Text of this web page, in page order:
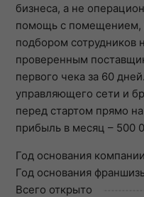
бизнеса, а не
помощь с помещением,
подбором сотрудников
проверенным
первого чека за 60
управляющего сети и
перед стартом прямо
прибыль в месяц – 500
Год основания компании
Год основания
Всего открыто